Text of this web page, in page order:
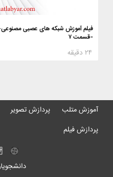
-قسمت ۷
۲۴ دقیقه
آموزش متلب پردازش تصویر
پردازش فیلم